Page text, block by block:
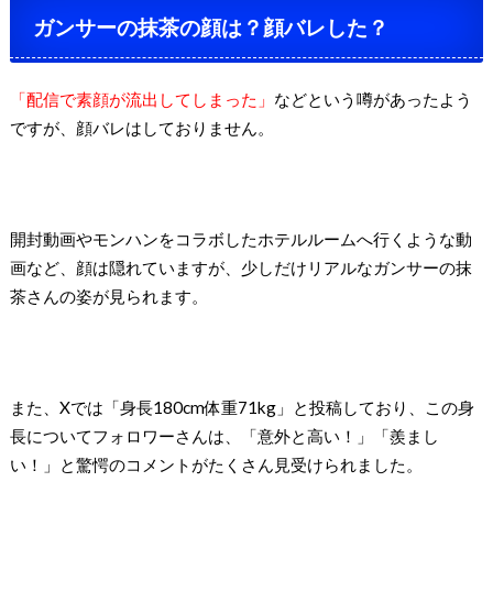
ガンサーの抹茶の顔は？顔バレした？
「配信で素顔が流出してしまった」 などという噂があったよう
ですが、顔バレはしておりません。
開封動画やモンハンをコラボしたホテルルームへ行くような動
画など、顔は隠れていますが、少しだけリアルなガンサーの抹
茶さんの姿が見られます。
また、Xでは「身長180cm体重71kg」と投稿しており、この身
長についてフォロワーさんは、「意外と高い！」「羨まし
い！」と驚愕のコメントがたくさん見受けられました。